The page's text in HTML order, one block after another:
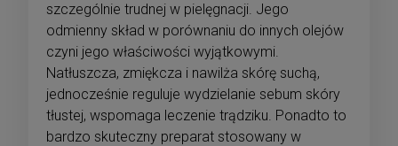
szczególnie trudnej w pielęgnacji. Jego
odmienny skład w porównaniu do innych olejów
czyni jego właściwości wyjątkowymi.
Natłuszcza, zmiękcza i nawilża skórę suchą,
jednocześnie reguluje wydzielanie sebum skóry
tłustej, wspomaga leczenie trądziku. Ponadto to
bardzo skuteczny preparat stosowany w